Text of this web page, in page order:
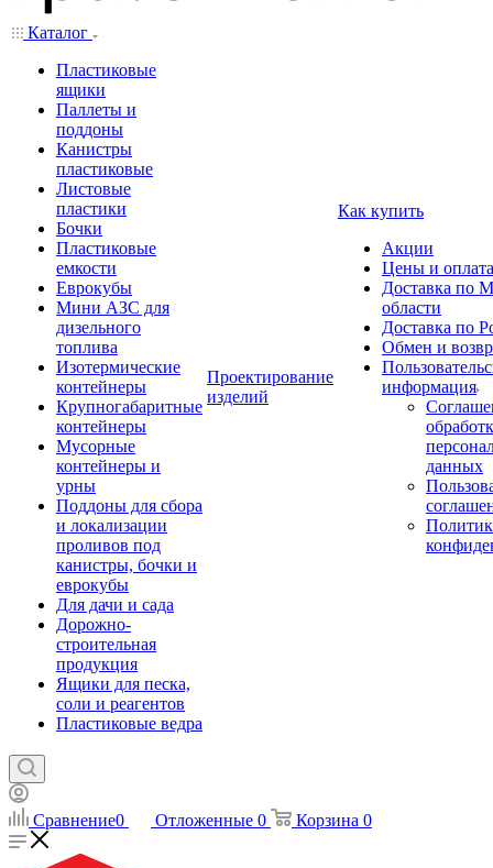
Каталог
Пластиковые
ящики
Паллеты и
поддоны
Канистры
пластиковые
Листовые
пластики
Бочки
Пластиковые
емкости
Еврокубы
Мини АЗС для
дизельного
топлива
Изотермические
контейнеры
Крупногабаритные
контейнеры
Мусорные
контейнеры и
урны
Поддоны для сбора
и локализации
проливов под
канистры, бочки и
еврокубы
Для дачи и сада
Дорожно-
строительная
продукция
Ящики для песка,
соли и реагентов
Пластиковые ведра
Проектирование
изделий
Как купить
Акции
Цены и оплата
Доставка по
области
Доставка по
Обмен и
информация
данных
Сравнение0 Отложенные 0 Корзина 0